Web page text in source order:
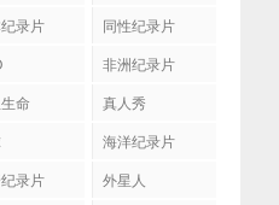
录片
同性纪录片
非洲纪录片
命
真人秀
海洋纪录片
录片
外星人